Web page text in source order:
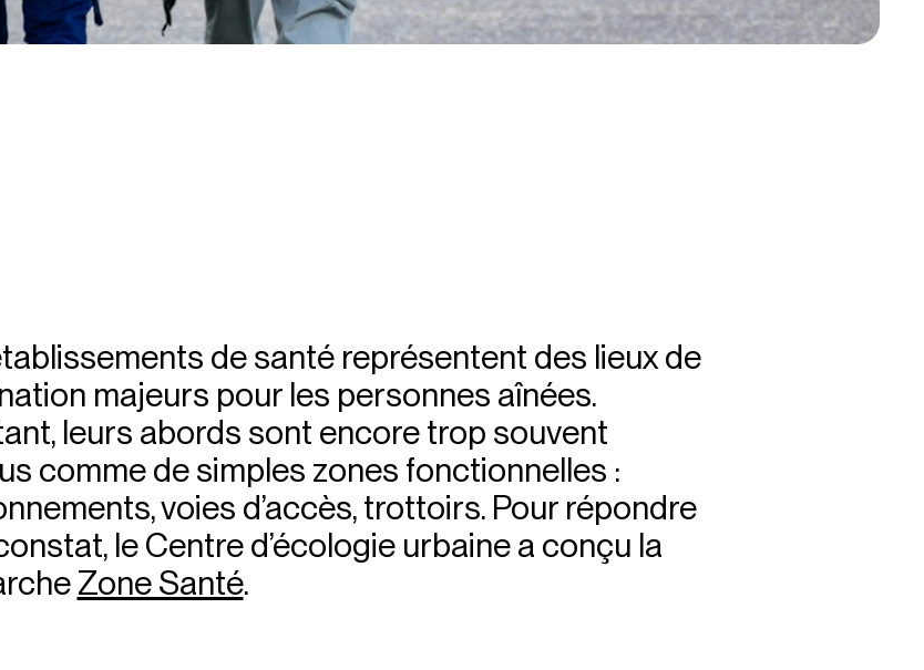
de santé représentent des lieux de
majeurs pour les personnes aînées.
leurs abords sont encore trop souvent
comme de simples zones fonctionnelles :
voies d’accès, trottoirs. Pour répondre
le Centre d’écologie urbaine a conçu la
Zone Santé.